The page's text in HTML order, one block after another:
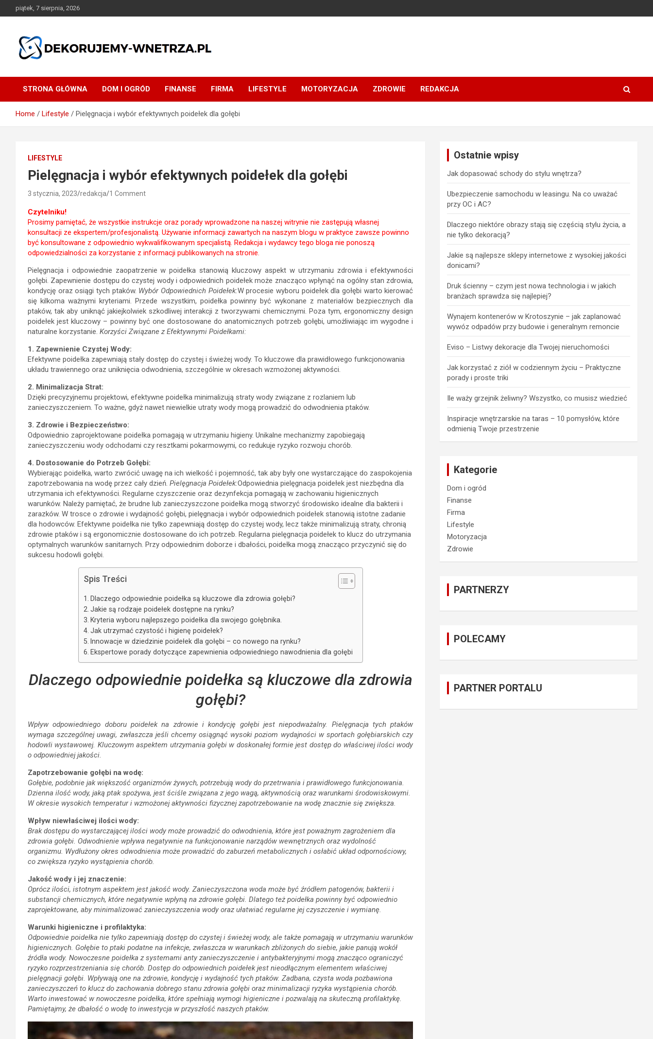
to
piątek, 7 sierpnia, 2026
dekorujemy-wnetrza.pl
STRONA GŁÓWNA DOM I OGRÓD FINANSE FIRMA LIFESTYLE MOTORYZACJA ZDROWIE REDAKCJA
Home Lifestyle Pielęgnacja i wybór efektywnych poidełek dla gołębi
LIFESTYLE
Pielęgnacja i wybór efektywnych poidełek dla gołębi
3 stycznia, 2023 redakcja 1 Comment
Czytelniku!
Prosimy pamiętać, że wszystkie instrukcje oraz porady wprowadzone na naszej witrynie nie zastępują własnej
konsultacji ze ekspertem/profesjonalistą. Używanie informacji zawartych na naszym blogu w praktyce zawsze powinno
być konsultowane z odpowiednio wykwalifikowanym specjalistą. Redakcja i wydawcy tego bloga nie ponoszą
odpowiedzialności za korzystanie z informacji publikowanych na stronie.
Pielęgnacja i odpowiednie zaopatrzenie w poidełka stanowią kluczowy aspekt w utrzymaniu zdrowia i efektywności
gołębi. Zapewnienie dostępu do czystej wody i odpowiednich poidełek może znacząco wpłynąć na ogólny stan zdrowia,
kondycję oraz osiągi tych ptaków. Wybór Odpowiednich Poidełek:W procesie wyboru poidełek dla gołębi warto kierować
się kilkoma ważnymi kryteriami. Przede wszystkim, poidełka powinny być wykonane z materiałów bezpiecznych dla
ptaków, tak aby uniknąć jakiejkolwiek szkodliwej interakcji z tworzywami chemicznymi. Poza tym, ergonomiczny design
poidełek jest kluczowy – powinny być one dostosowane do anatomicznych potrzeb gołębi, umożliwiając im wygodne i
naturalne korzystanie. Korzyści Związane z Efektywnymi Poidełkami:
1. Zapewnienie Czystej Wody:
Efektywne poidełka zapewniają stały dostęp do czystej i świeżej wody. To kluczowe dla prawidłowego funkcjonowania
układu trawiennego oraz uniknięcia odwodnienia, szczególnie w okresach wzmożonej aktywności.
2. Minimalizacja Strat:
Dzięki precyzyjnemu projektowi, efektywne poidełka minimalizują straty wody związane z rozlaniem lub
zanieczyszczeniem. To ważne, gdyż nawet niewielkie utraty wody mogą prowadzić do odwodnienia ptaków.
3. Zdrowie i Bezpieczeństwo:
Odpowiednio zaprojektowane poidełka pomagają w utrzymaniu higieny. Unikalne mechanizmy zapobiegają
zanieczyszczeniu wody odchodami czy resztkami pokarmowymi, co redukuje ryzyko rozwoju chorób.
4. Dostosowanie do Potrzeb Gołębi:
Wybierając poidełka, warto zwrócić uwagę na ich wielkość i pojemność, tak aby były one wystarczające do zaspokojenia
zapotrzebowania na wodę przez cały dzień. Pielęgnacja Poidełek:Odpowiednia pielęgnacja poidełek jest niezbędna dla
utrzymania ich efektywności. Regularne czyszczenie oraz dezynfekcja pomagają w zachowaniu higienicznych
warunków. Należy pamiętać, że brudne lub zanieczyszczone poidełka mogą stworzyć środowisko idealne dla bakterii i
zarazków. W trosce o zdrowie i wydajność gołębi, pielęgnacja i wybór odpowiednich poidełek stanowią istotne zadanie
dla hodowców. Efektywne poidełka nie tylko zapewniają dostęp do czystej wody, lecz także minimalizują straty, chronią
zdrowie ptaków i są ergonomicznie dostosowane do ich potrzeb. Regularna pielęgnacja poidełek to klucz do utrzymania
optymalnych warunków sanitarnych. Przy odpowiednim doborze i dbałości, poidełka mogą znacząco przyczynić się do
sukcesu hodowli gołębi.
Spis Treści
Dlaczego odpowiednie poidełka są kluczowe dla zdrowia gołębi?
Jakie są rodzaje poidełek dostępne na rynku?
Kryteria wyboru najlepszego poidełka dla swojego gołębnika.
Jak utrzymać czystość i higienę poidełek?
Innowacje w dziedzinie poidełek dla gołębi – co nowego na rynku?
Ekspertowe porady dotyczące zapewnienia odpowiedniego nawodnienia dla gołębi
Dlaczego odpowiednie poidełka są kluczowe dla zdrowia
gołębi?
Wpływ odpowiedniego doboru poidełek na zdrowie i kondycję gołębi jest niepodważalny. Pielęgnacja tych ptaków
wymaga szczególnej uwagi, zwłaszcza jeśli chcemy osiągnąć wysoki poziom wydajności w sportach gołębiarskich czy
hodowli wystawowej. Kluczowym aspektem utrzymania gołębi w doskonałej formie jest dostęp do właściwej ilości wody
o odpowiedniej jakości.
Zapotrzebowanie gołębi na wodę:
Gołębie, podobnie jak większość organizmów żywych, potrzebują wody do przetrwania i prawidłowego funkcjonowania.
Dzienna ilość wody, jaką ptak spożywa, jest ściśle związana z jego wagą, aktywnością oraz warunkami środowiskowymi.
W okresie wysokich temperatur i wzmożonej aktywności fizycznej zapotrzebowanie na wodę znacznie się zwiększa.
Wpływ niewłaściwej ilości wody:
Brak dostępu do wystarczającej ilości wody może prowadzić do odwodnienia, które jest poważnym zagrożeniem dla
zdrowia gołębi. Odwodnienie wpływa negatywnie na funkcjonowanie narządów wewnętrznych oraz wydolność
organizmu. Wydłużony okres odwodnienia może prowadzić do zaburzeń metabolicznych i osłabić układ odpornościowy,
co zwiększa ryzyko wystąpienia chorób.
Jakość wody i jej znaczenie:
Oprócz ilości, istotnym aspektem jest jakość wody. Zanieczyszczona woda może być źródłem patogenów, bakterii i
substancji chemicznych, które negatywnie wpłyną na zdrowie gołębi. Dlatego też poidełka powinny być odpowiednio
zaprojektowane, aby minimalizować zanieczyszczenia wody oraz ułatwiać regularne jej czyszczenie i wymianę.
Warunki higieniczne i profilaktyka:
Odpowiednie poidełka nie tylko zapewniają dostęp do czystej i świeżej wody, ale także pomagają w utrzymaniu warunków
higienicznych. Gołębie to ptaki podatne na infekcje, zwłaszcza w warunkach zbliżonych do siebie, jakie panują wokół
źródła wody. Nowoczesne poidełka z systemami anty zanieczyszczenie i antybakteryjnymi mogą znacząco ograniczyć
ryzyko rozprzestrzeniania się chorób. Dostęp do odpowiednich poidełek jest nieodłącznym elementem właściwej
pielęgnacji gołębi. Wpływają one na zdrowie, kondycję i wydajność tych ptaków. Zadbana, czysta woda pozbawiona
zanieczyszczeń to klucz do zachowania dobrego stanu zdrowia gołębi oraz minimalizacji ryzyka wystąpienia chorób.
Warto inwestować w nowoczesne poidełka, które spełniają wymogi higieniczne i pozwalają na skuteczną profilaktykę.
Pamiętajmy, że dbałość o wodę to inwestycja w przyszłość naszych ptaków.
Ostatnie wpisy
Jak dopasować schody do stylu wnętrza?
Ubezpieczenie samochodu w leasingu. Na co uważać
przy OC i AC?
Dlaczego niektóre obrazy stają się częścią stylu życia, a
nie tylko dekoracją?
Jakie są najlepsze sklepy internetowe z wysokiej jakości
donicami?
Druk ścienny – czym jest nowa technologia i w jakich
branżach sprawdza się najlepiej?
Wynajem kontenerów w Krotoszynie – jak zaplanować
wywóz odpadów przy budowie i generalnym remoncie
Eviso – Listwy dekoracje dla Twojej nieruchomości
Jak korzystać z ziół w codziennym życiu – Praktyczne
porady i proste triki
Ile waży grzejnik żeliwny? Wszystko, co musisz wiedzieć
Inspiracje wnętrzarskie na taras – 10 pomysłów, które
odmienią Twoje przestrzenie
Kategorie
Dom i ogród
Finanse
Firma
Lifestyle
Motoryzacja
Zdrowie
PARTNERZY
POLECAMY
PARTNER PORTALU